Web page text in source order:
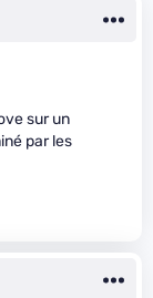
sur un
par les